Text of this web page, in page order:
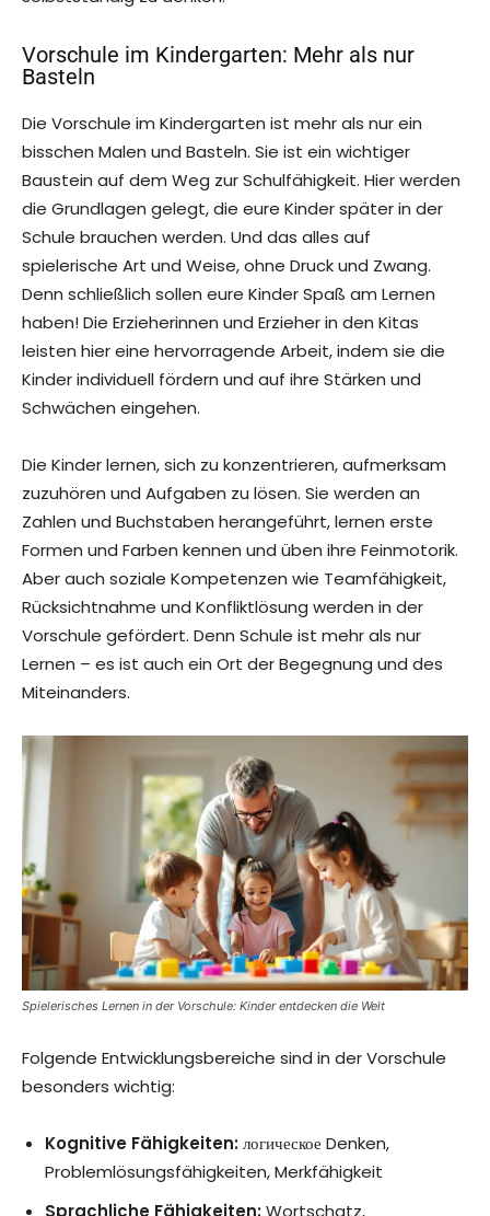
Vorschule im Kindergarten: Mehr als nur
Basteln
Die Vorschule im Kindergarten ist mehr als nur ein
bisschen Malen und Basteln. Sie ist ein wichtiger
Baustein auf dem Weg zur Schulfähigkeit. Hier werden
die Grundlagen gelegt, die eure Kinder später in der
Schule brauchen werden. Und das alles auf
spielerische Art und Weise, ohne Druck und Zwang.
Denn schließlich sollen eure Kinder Spaß am Lernen
haben! Die Erzieherinnen und Erzieher in den Kitas
leisten hier eine hervorragende Arbeit, indem sie die
Kinder individuell fördern und auf ihre Stärken und
Schwächen eingehen.
Die Kinder lernen, sich zu konzentrieren, aufmerksam
zuzuhören und Aufgaben zu lösen. Sie werden an
Zahlen und Buchstaben herangeführt, lernen erste
Formen und Farben kennen und üben ihre Feinmotorik.
Aber auch soziale Kompetenzen wie Teamfähigkeit,
Rücksichtnahme und Konfliktlösung werden in der
Vorschule gefördert. Denn Schule ist mehr als nur
Lernen – es ist auch ein Ort der Begegnung und des
Miteinanders.
Spielerisches Lernen in der Vorschule: Kinder entdecken die Welt
Folgende Entwicklungsbereiche sind in der Vorschule
besonders wichtig:
Kognitive Fähigkeiten:логическое Denken,
Problemlösungsfähigkeiten, Merkfähigkeit